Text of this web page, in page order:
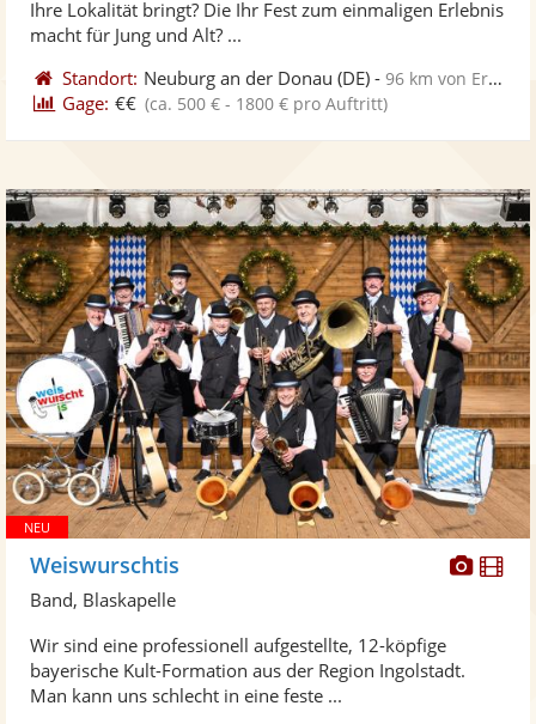
Ihre Lokalität bringt? Die Ihr Fest zum einmaligen Erlebnis
macht für Jung und Alt? ...
Standort: Neuburg an der Donau (DE) -96 km von Erlangen
Gage: €€ (ca. 500 € - 1800 € pro Auftritt)
Weiswurschtis
Band, Blaskapelle
Wir sind eine professionell aufgestellte, 12-köpfige
bayerische Kult-Formation aus der Region Ingolstadt.
Man kann uns schlecht in eine feste ...